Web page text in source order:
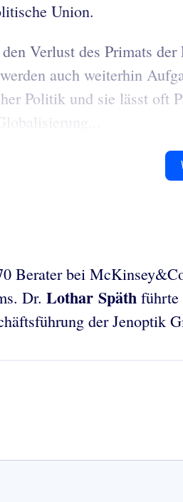
Union.
Verlust des Primats
auch weiterhin
Politik und sie lässt oft
Berater bei
Dr. Lothar Späth führte
der Jenoptik